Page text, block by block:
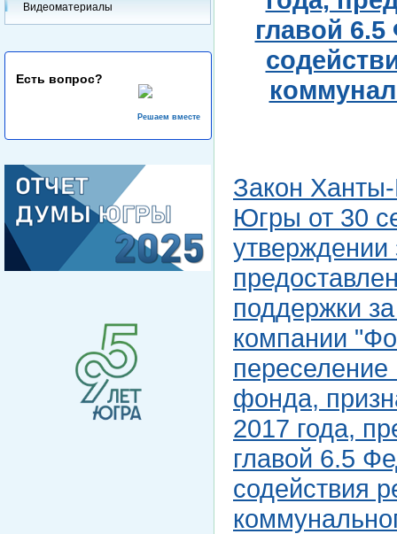
Видеоматериалы
Есть вопрос?
Решаем вместе
главой
Закон Ханты-
Югры от 30
утверждении
поддержки
компании
фонда,
2017 года,
главой 6.5
содействия